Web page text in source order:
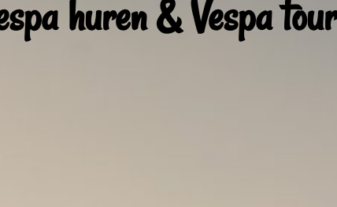
huren & Vespa